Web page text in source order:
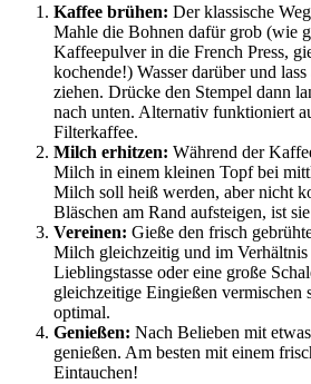
Kaffee brühen: Der klassische
Mahle die Bohnen dafür grob (wie
Kaffeepulver in die French Press,
kochende!) Wasser darüber und
ziehen. Drücke den Stempel dann
nach unten. Alternativ funktioniert
Filterkaffee.
Milch erhitzen: Während der
Milch in einem kleinen Topf bei
Milch soll heiß werden, aber nicht
Bläschen am Rand aufsteigen, ist
Vereinen: Gieße den frisch
Milch gleichzeitig und im
Lieblingstasse oder eine große
gleichzeitige Eingießen vermischen
optimal.
Genießen: Nach Belieben mit
genießen. Am besten mit einem
Eintauchen!